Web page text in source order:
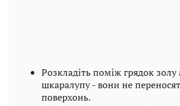
Розкладіть поміж грядок золу
шкаралупу - вони не
поверхонь.